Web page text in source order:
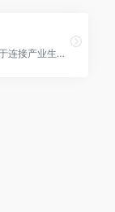
vivo是一家专注于连接产业生态，为追求科技与时尚的用户提供智慧终端产品和服务的科技公司，拥有完善的设计、研发和制造体系。